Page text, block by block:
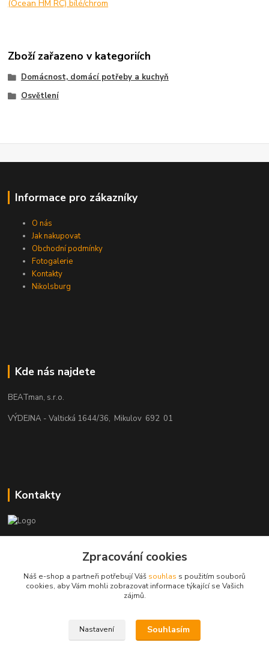
(Ocean HM RC) bílé/chrom
Zboží zařazeno v kategoriích
Domácnost, domácí potřeby a kuchyň
Osvětlení
Informace pro zákazníky
O nás
Jak nakupovat
Obchodní podmínky
Fotogalerie
Kontakty
Nikolsburg
Kde nás najdete
BEATman, s.r.o.
VÝDEJNA - Valtická 1644/36, Mikulov 692 01
Kontakty
elektro@beatman.cz
Zpracování cookies
Náš e-shop a partneři potřebují Váš souhlas s použitím souborů
cookies, aby Vám mohli zobrazovat informace týkající se Vašich
zájmů.
Nastavení Souhlasím